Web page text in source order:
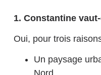
1️. Constantine
Oui, pour trois
Un paysage